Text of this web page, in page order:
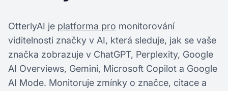
OtterlyAI je platforma pro monitorování
viditelnosti značky v AI, která sleduje, jak se vaše
značka zobrazuje v ChatGPT, Perplexity, Google
AI Overviews, Gemini, Microsoft Copilot a Google
AI Mode. Monitoruje zmínky o značce, citace a